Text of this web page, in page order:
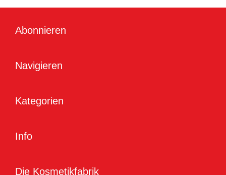
Abonnieren
Navigieren
Kategorien
Info
Die Kosmetikfabrik